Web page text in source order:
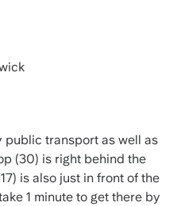
public transport as well as
(30) is right behind the
is also just in front of the
1 minute to get there by